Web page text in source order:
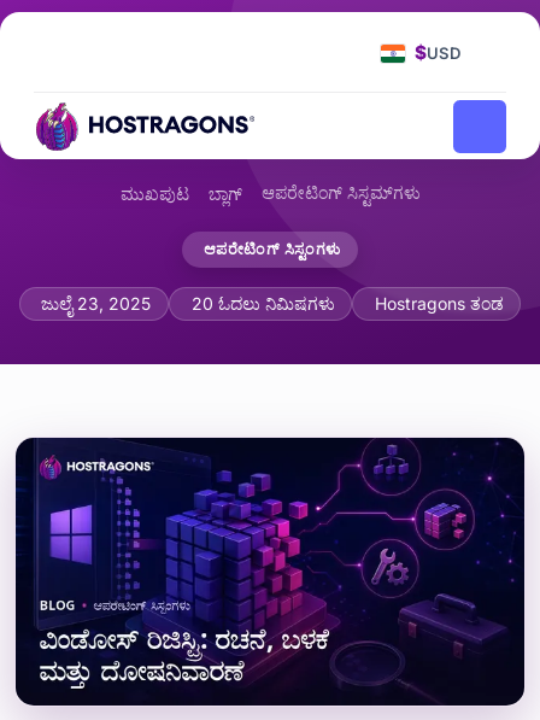
$USD
ಮುಖಪುಟ ಬ್ಲಾಗ್ ಆಪರೇಟಿಂಗ್ ಸಿಸ್ಟಮ್‌ಗಳು
ಆಪರೇಟಿಂಗ್ ಸಿಸ್ಟಂಗಳು
ವಿಂಡೋಸ್ ರಿಜಿಸ್ಟ್ರಿ: ರಚನೆ, ಬಳಕೆ ಮತ್ತು
ಜುಲೈ 23, 2025 20 ಓದಲು ನಿಮಿಷಗಳು Hostragons ತಂಡ